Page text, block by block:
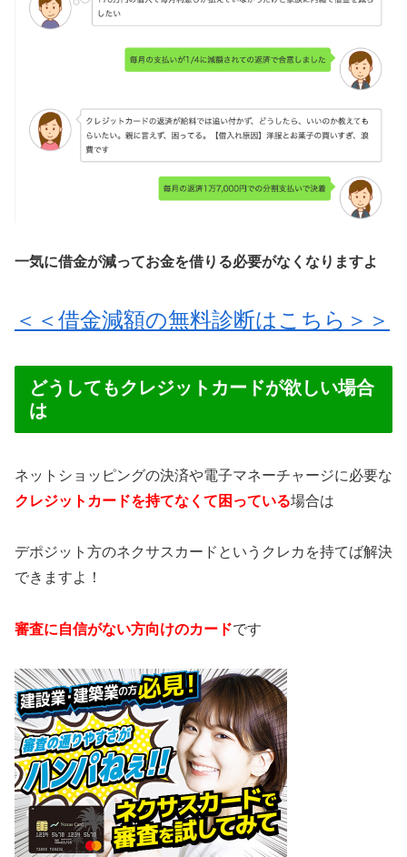
一気に借金が減ってお金を借りる必要がなくなりますよ
＜＜借金減額の無料診断はこちら＞＞
どうしてもクレジットカードが欲しい場合
は
ネットショッピングの決済や電子マネーチャージに必要な
クレジットカードを持てなくて困っている場合は
デポジット方のネクサスカードというクレカを持てば解決
できますよ！
審査に自信がない方向けのカードです